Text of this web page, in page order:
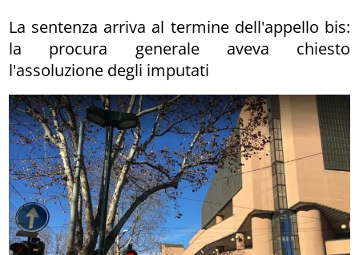
La sentenza arriva al termine dell'appello bis:
la procura generale aveva chiesto
l'assoluzione degli imputati